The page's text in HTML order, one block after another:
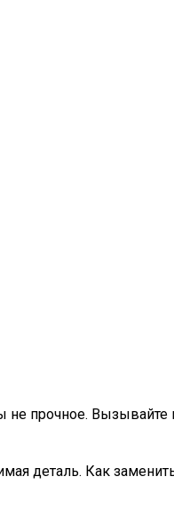
не прочное. Вызывайте
деталь. Как